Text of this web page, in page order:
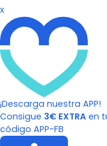
x
¡Descarga nuestra APP!
Consigue 3€ EXTRA en
código APP-FB